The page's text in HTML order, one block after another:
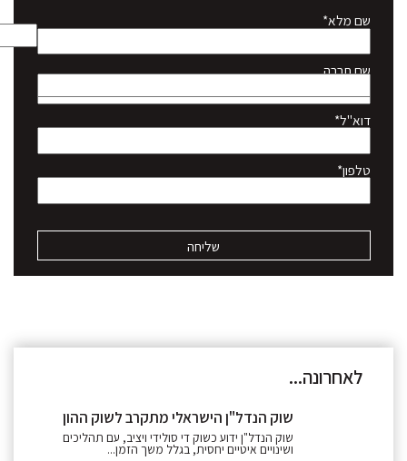
שם מלא*
שם חברה
דוא"ל*
טלפון*
לאחרונה...
שוק הנדל"ן הישראלי מתקרב לשוק ההון
שוק הנדל"ן ידוע כשוק די סולידי ויציב, עם תהליכים
ושינויים איטיים יחסית, בגלל משך הזמן...